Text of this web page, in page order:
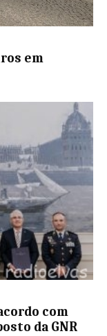
em
com
da GNR